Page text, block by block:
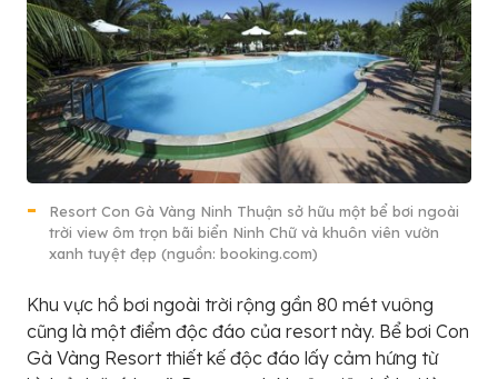
Resort Con Gà Vàng Ninh Thuận sở hữu một bể bơi ngoài
trời view ôm trọn bãi biển Ninh Chữ và khuôn viên vườn
xanh tuyệt đẹp (nguồn: booking.com)
Khu vực hồ bơi ngoài trời rộng gần 80 mét vuông
cũng là một điểm độc đáo của resort này. Bể bơi Con
Gà Vàng Resort thiết kế độc đáo lấy cảm hứng từ